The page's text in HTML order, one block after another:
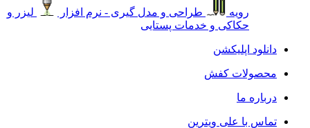
رویه
طراحی و مدل گیری - نرم افزار
لیزر و
حکاکی و خدمات پستایی
دانلود اپلیکشن
محصولات کفش
درباره ما
تماس با علی ویترین